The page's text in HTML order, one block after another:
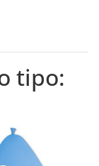
tipo: